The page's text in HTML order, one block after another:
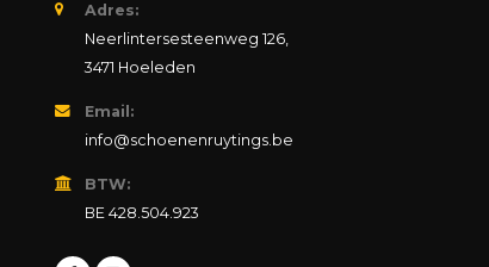
Adres:
Neerlintersesteenweg 126,
3471 Hoeleden
Email:
info@schoenenruytings.be
BTW:
BE 428.504.923